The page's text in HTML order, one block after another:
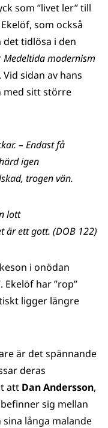
som ”livet ler” till
som också
det tidlösa i den
Medeltida modernism
Vid sidan av hans
med sitt större
– Endast få
igen
trogen vän.
lott
är ett gott. (DOB 122)
i onödan
har ”rop”
ligger längre
är det spännande
deras
att Dan Andersson,
sig mellan
långa malande